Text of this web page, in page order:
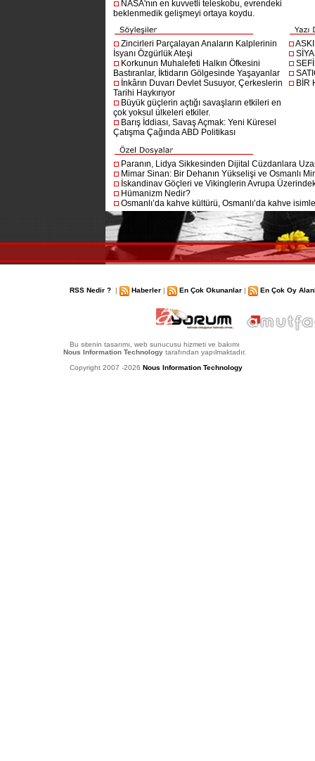
NASA'nın en kuvvetli teleskobu, evrendeki
beklenmedik gelişmeyi ortaya koydu.
Zincirleri Parçalayan Anaların Kalplerinin
İsyanı Özgürlük Ateşi
Korkunun Muhalefeti Halkın Öfkesini
Bastıranlar, İktidarın Gölgesinde Yaşayanlar
İnkârın Duvarı Devlet Susuyor, Çerkeslerin
Tarihi Haykırıyor
Büyük güçlerin açtığı savaşların etkileri en
çok yoksul ülkeleri etkiler.
Barış İddiası, Savaş Açmak: Yeni Küresel
Çatışma Çağında ABD Politikası
BİR
Paranın, Lidya Sikkesinden Dijital Cüzdanlara
Mimar Sinan: Bir Dehanın Yükselişi ve Osmanlı
İskandinav Göçleri ve Vikinglerin Avrupa
Hümanizm Nedir?
Osmanlı’da kahve kültürü, Osmanlı’da kahve
RSS Nedir ? | Haberler | En Çok Okunanlar | En Çok Oy
Bu sitenin tasarımı, web sunucusu hizmeti ve bakımı
Nous Information Technology tarafından yapılmaktadır.
Copyright 2007 -2026 Nous Information Technology